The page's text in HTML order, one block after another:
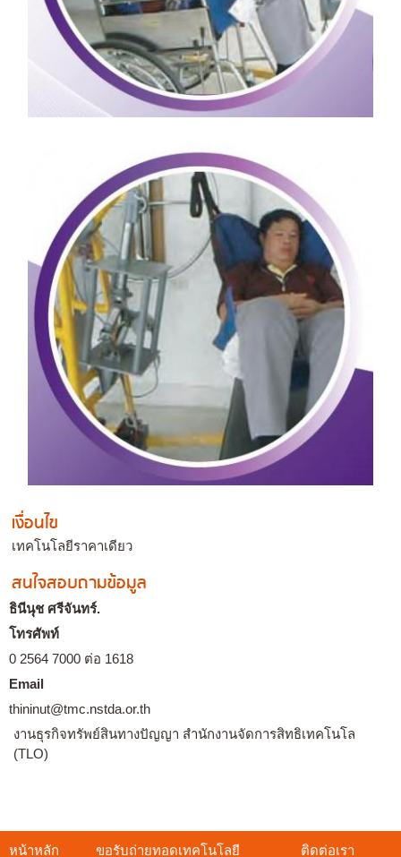
เงื่อนไข
เทคโนโลยีราคาเดียว
สนใจสอบถามข้อมูล
ธินีนุช ศรีจันทร์.
โทรศัพท์
0 2564 7000 ต่อ 1618
Email
thininut@tmc.nstda.or.th
งานธุรกิจทรัพย์สินทางปัญญา สำนักงานจัดการสิทธิเทคโนโล
(TLO)
หน้าหลัก ขอรับถ่ายทอดเทคโนโลยี ติดต่อเรา